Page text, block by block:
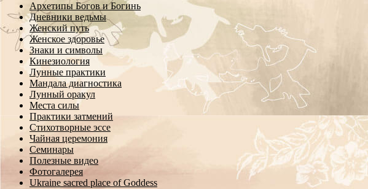
Архетипы Богов и Богинь
Дневники ведьмы
Женский путь
Женское здоровье
Знаки и символы
Кинезиология
Лунные практики
Мандала диагностика
Лунный оракул
Места силы
Практики затмений
Стихотворные эссе
Чайная церемония
Семинары
Полезные видео
Фотогалерея
Ukraine sacred place of Goddess